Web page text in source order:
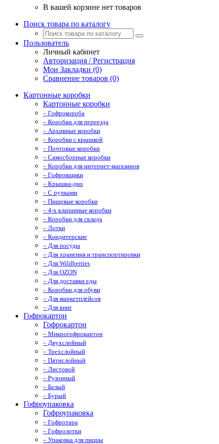
В вашей корзине нет товаров
Поиск товара по каталогу
Пользователь
Личный кабинет
Авторизация / Регистрация
Мои Закладки (0)
Сравнение товаров (0)
Картонные коробки
Картонные коробки
– Гофрокороба
– Коробки для переезда
– Архивные коробки
– Коробки с крышкой
– Почтовые коробки
– Самосборные коробки
– Коробки для интернет-магазинов
– Гофроящики
– Крышка-дно
– С ручками
– Пищевые коробки
– 4-х клапанные коробки
– Коробки для склада
– Лотки
– Кондитерские
– Для посуды
– Для хранения и транспортировки
– Для Wildberries
– Для OZON
– Для доставки еды
– Коробки для обуви
– Для маркетплейсов
– Для книг
Гофрокартон
Гофрокартон
– Микрогофрокартон
– Двухслойный
– Трехслойный
– Пятислойный
– Листовой
– Рулонный
– Белый
– Бурый
Гофроупаковка
Гофроупаковка
– Гофротара
– Гофролотки
– Упаковка для пиццы